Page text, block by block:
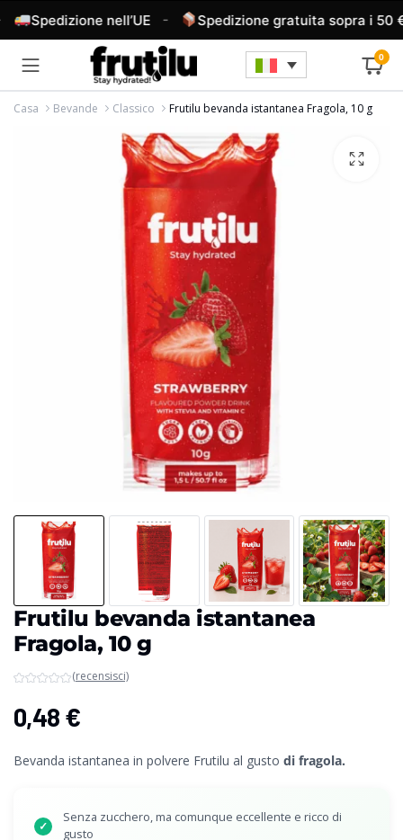
Spedizione nell’UE - Spedizione gratuita sopra i 50 €
0
Casa Bevande Classico Frutilu bevanda istantanea Fragola, 10 g
Frutilu bevanda istantanea
Fragola, 10 g
(recensisci)
0,48 €
Bevanda istantanea in polvere Frutilu al gusto di fragola.
✓
Senza zucchero, ma comunque eccellente e ricco di
gusto